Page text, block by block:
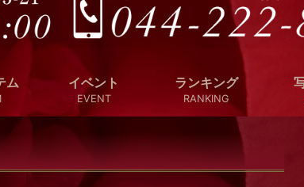
ム イベント
EVENT
ランキング
RANKING